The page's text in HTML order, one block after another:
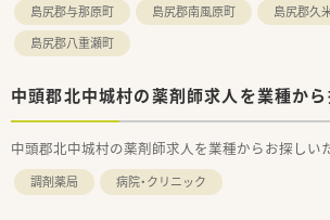
島尻郡与那原町
島尻郡南風原町
島尻郡久
島尻郡八重瀬町
中頭郡北中城村の薬剤師求人を業種か
中頭郡北中城村の薬剤師求人を業種からお探しい
調剤薬局 病院・クリニック